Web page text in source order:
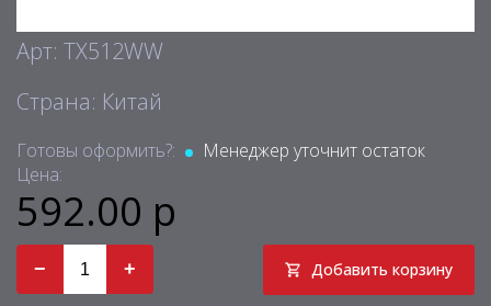
Арт: TX512WW
Страна: Китай
Готовы оформить?:
Менеджер уточнит остаток
Цена:
592.00 р
− + Добавить корзину